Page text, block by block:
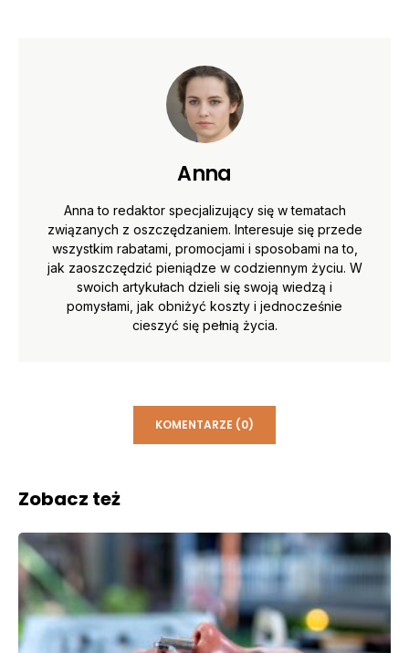
Anna
Anna to redaktor specjalizujący się w tematach
związanych z oszczędzaniem. Interesuje się przede
wszystkim rabatami, promocjami i sposobami na to,
jak zaoszczędzić pieniądze w codziennym życiu. W
swoich artykułach dzieli się swoją wiedzą i
pomysłami, jak obniżyć koszty i jednocześnie
cieszyć się pełnią życia.
KOMENTARZE (0)
Zobacz też